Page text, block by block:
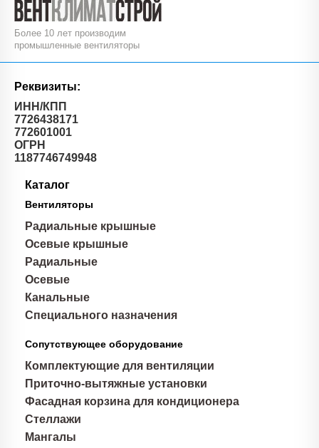
Более 10 лет производим
промышленные вентиляторы
Реквизиты:
ИНН/КПП
7726438171
772601001
ОГРН
1187746749948
Каталог
Вентиляторы
Радиальные крышные
Осевые крышные
Радиальные
Осевые
Канальные
Специального назначения
Сопутствующее оборудование
Комплектующие для вентиляции
Приточно-вытяжные установки
Фасадная корзина для кондиционера
Стеллажи
Мангалы